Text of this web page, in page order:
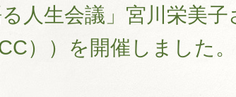
人生会議」宮川栄美
））を開催しました。